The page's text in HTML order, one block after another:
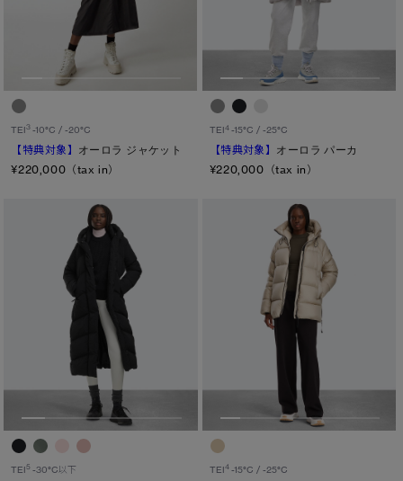
TEI3 -10°C / -20°C
【特典対象】 オーロラ ジャケット
¥220,000（tax in）
TEI4-15°C / -25°C
【特典対象】 オーロラ パーカ
¥220,000（tax in）
TEI5 -30°C以下 TEI4-15°C / -25°C